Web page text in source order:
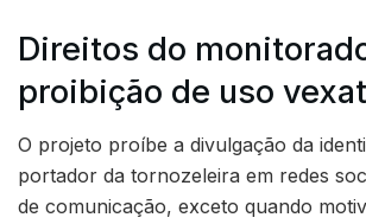
Direitos do
proibição de uso
O projeto proíbe a divulgação da
portador da tornozeleira em redes
de comunicação, exceto quando